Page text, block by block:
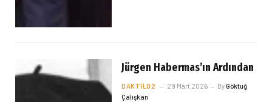
Jürgen Habermas’ın Ardından
DAKTILO2 29 Mart 2026 ByGöktuğ
Çalışkan